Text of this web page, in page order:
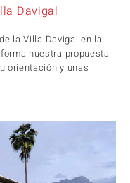
Davigal
la Villa Davigal en la
nuestra propuesta
orientación y unas